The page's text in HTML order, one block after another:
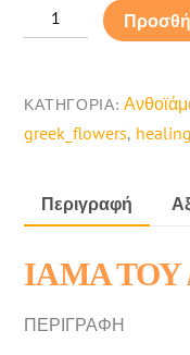
ΙΑΜΑ
ΤΟΥ
ποσότητα
ΚΑΤΗΓΟΡΊΑ:
greek_flowers, healing
Περιγραφή
ΙΑΜΑ ΤΟΥ
ΠΕΡΙΓΡΑΦΗ